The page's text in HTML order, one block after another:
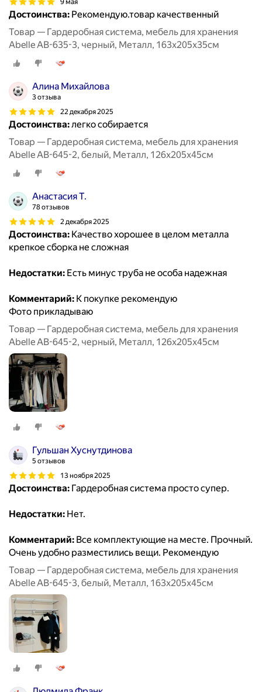
9 мая
Достоинства: Рекомендую.товар качественный
Товар — Гардеробная система, мебель для хранения
Abelle AB-635-3, черный, Металл, 163х205х35см
Алина Михайлова
3 отзыва
22 декабря 2025
Достоинства:легко собирается
Товар — Гардеробная система, мебель для хранения
Abelle AB-645-2, белый, Металл, 126х205х45см
Aнастасия T.
78 отзывов
2 декабря 2025
Достоинства: Качество хорошее в целом металла
крепкое сборка не сложная
Недостатки: Есть минус труба не особа надежная
Комментарий: К покупке рекомендую
Фото прикладываю
Товар — Гардеробная система, мебель для хранения
Abelle AB-645-2, черный, Металл, 126х205х45см
Гульшан Хуснутдинова
5 отзывов
13 ноября 2025
Достоинства: Гардеробная система просто супер.
Недостатки: Нет.
Комментарий: Все комплектующие на месте. Прочный.
Очень удобно разместились вещи. Рекомендую
Товар — Гардеробная система, мебель для хранения
Abelle AB-645-3, белый, Металл, 163х205х45см